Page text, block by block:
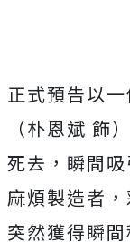
正式預告以
（朴恩斌 飾
死去，瞬間吸
麻煩製造者
突然獲得瞬